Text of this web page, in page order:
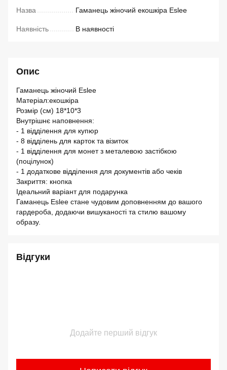
Назва Гаманець жіночий екошкіра Eslee
Наявність В наявності
Опис
Гаманець жіночий Eslee
Матеріал:екошкіра
Розмір (см) 18*10*3
Внутрішнє наповнення:
- 1 відділення для купюр
- 8 відділень для карток та візиток
- 1 відділення для монет з металевою застібкою
(поцілунок)
- 1 додаткове відділення для документів або чеків
Закриття: кнопка
Ідеальний варіант для подарунка
Гаманець Eslee стане чудовим доповненням до вашого
гардероба, додаючи вишуканості та стилю вашому
образу.
Відгуки
Додайте перший відгук